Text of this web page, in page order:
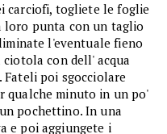
carciofi, togliete le foglie
loro punta con un taglio
l'eventuale fieno
con dell' acqua
poi sgocciolare
qualche minuto in un po'
pochettino. In una
e poi aggiungete i